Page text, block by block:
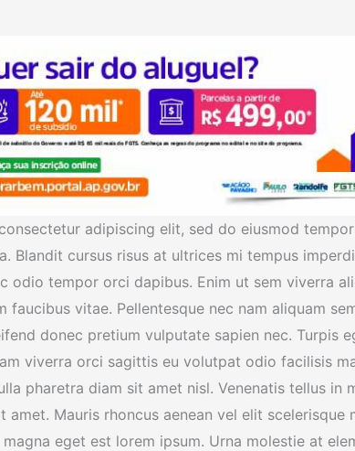
adipiscing elit, sed do eiusmod
Blandit cursus risus at ultrices mi tempus
odio tempor orci dapibus. Enim ut sem viverra
faucibus vitae. Pellentesque nec nam aliquam
donec pretium vulputate sapien nec. Turpis
viverra orci sagittis eu volutpat odio facilisis
pharetra diam sit amet nisl. Venenatis tellus in
amet. Mauris rhoncus aenean vel elit scelerisque
eget est lorem ipsum. Urna molestie at